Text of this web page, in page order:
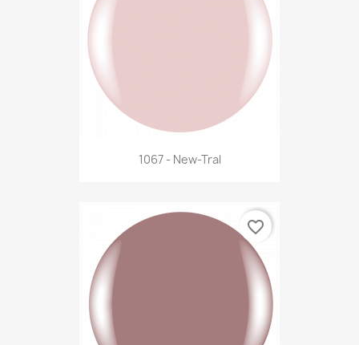
1067 - New-Tral
favorite_border